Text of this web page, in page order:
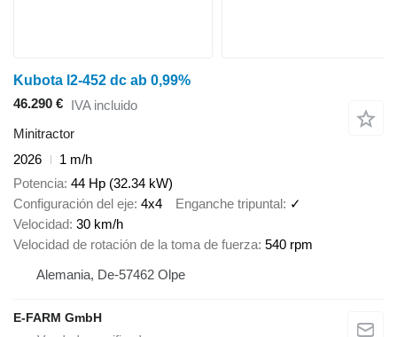
Kubota l2-452 dc ab 0,99%
46.290 € IVA incluido
Minitractor
2026
1 m/h
Potencia 44 Hp (32.34 kW)
Configuración del eje 4x4 Enganche tripuntal ✓
Velocidad 30 km/h
Velocidad de rotación de la toma de fuerza 540 rpm
Alemania, De-57462 Olpe
E-FARM GmbH